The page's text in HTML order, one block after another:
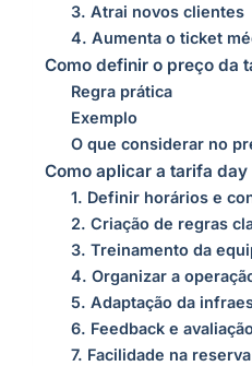
3. Atrai novos clientes
4. Aumenta o ticket
Como definir o preço da
Regra prática
Exemplo
O que considerar no
Como aplicar a tarifa day
1. Definir horários e
2. Criação de regras
3. Treinamento da
4. Organizar a
5. Adaptação da
6. Feedback e
7. Facilidade na reserva